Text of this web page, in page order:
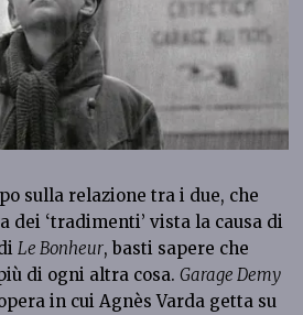
sulla relazione tra i due, che
dei ‘tradimenti’ vista la causa di
Le Bonheur, basti sapere che
di ogni altra cosa.Garage Demy
in cui Agnès Varda getta su